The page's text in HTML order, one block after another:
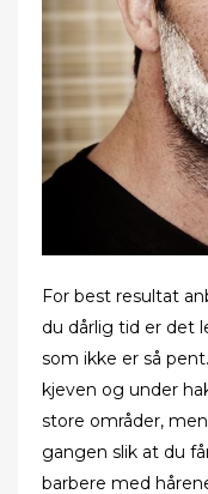
For best resultat
du dårlig tid er det
som ikke er så
kjeven og under
store områder,
gangen slik at du
barbere med